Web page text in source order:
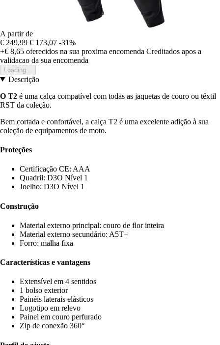
A partir de
€ 249,99 € 173,07 -31%
+€ 8,65 oferecidos na sua proxima encomenda Creditados apos a
validacao da sua encomenda
Loading...
Descrição
O T2 é uma calça compatível com todas as jaquetas de couro ou têxtil
RST da coleção.
Bem cortada e confortável, a calça T2 é uma excelente adição à sua
coleção de equipamentos de moto.
Proteções
Certificação CE: AAA
Quadril: D3O Nível 1
Joelho: D3O Nível 1
Construção
Material externo principal: couro de flor inteira
Material externo secundário: A5T+
Forro: malha fixa
Características e vantagens
Extensível em 4 sentidos
1 bolso exterior
Painéis laterais elásticos
Logotipo em relevo
Painel em couro perfurado
Zip de conexão 360°